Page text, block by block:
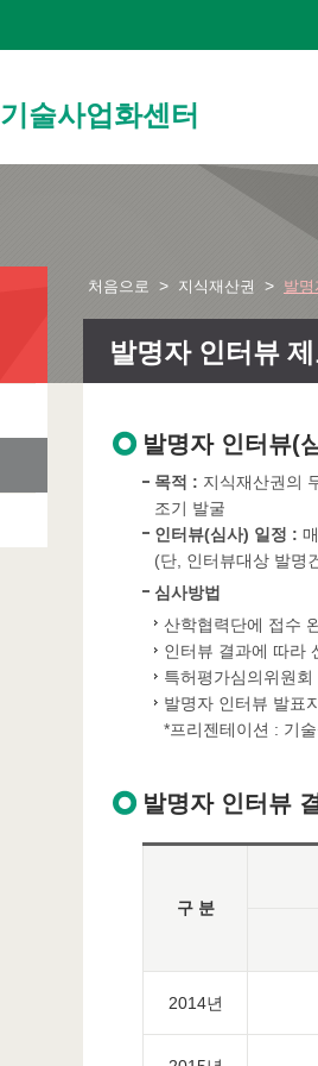
기술사업화센터
처음으로 > 지식재산권 > 발
발명자 인터뷰
발명자 인터뷰(
목적 : 지식재산권의
조기 발굴
인터뷰(심사) 일정 :
(단, 인터뷰대상 발명
심사방법
산학협력단에 접수
인터뷰 결과에 따라
특허평가심의위원
발명자 인터뷰 발표
*프리젠테이션 : 기
발명자 인터뷰
구 분
2014년